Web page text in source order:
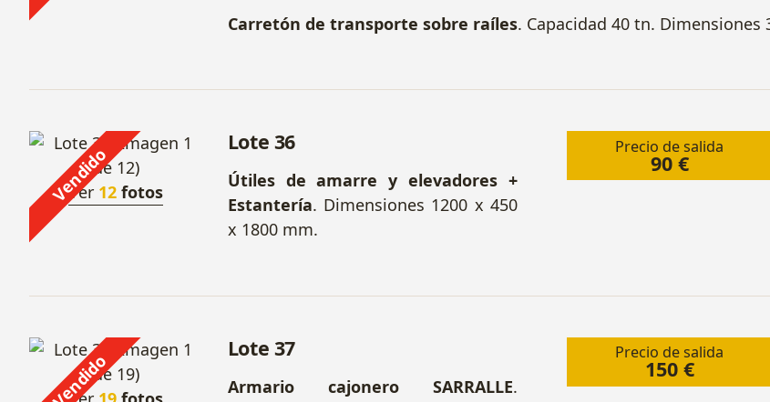
Carretón de transporte sobre raíles. Capacidad 40 tn. Dimensiones
Vendido
Ver 12 fotos
Precio de salida
90 €
Lote 36
Útiles de amarre y elevadores +
Estantería. Dimensiones 1200 x 450
x 1800 mm.
Vendido Precio de salida
150 €
Lote 37
Armario cajonero SARRALLE.